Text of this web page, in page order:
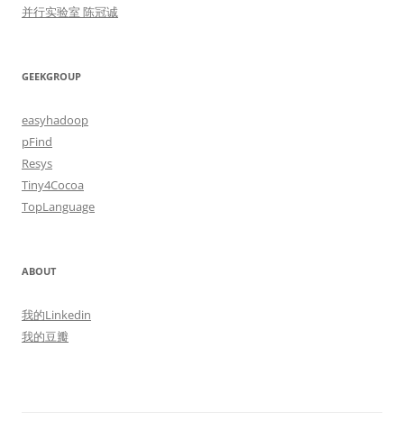
并行实验室 陈冠诚
GEEKGROUP
easyhadoop
pFind
Resys
Tiny4Cocoa
TopLanguage
ABOUT
我的Linkedin
我的豆瓣